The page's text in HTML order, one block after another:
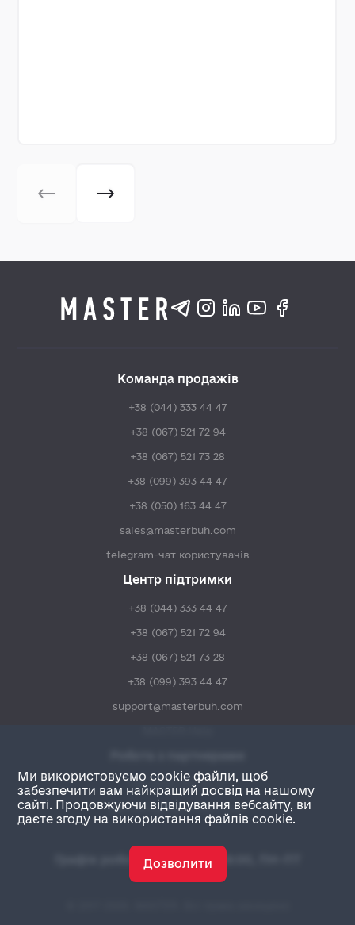
Команда продажів
+38 (044) 333 44 47
+38 (067) 521 72 94
+38 (067) 521 73 28
+38 (099) 393 44 47
+38 (050) 163 44 47
sales@masterbuh.com
telegram-чат користувачів
Центр підтримки
+38 (044) 333 44 47
+38 (067) 521 72 94
+38 (067) 521 73 28
+38 (099) 393 44 47
support@masterbuh.com
+38 (044) 333 48 47
partners@masterbuh.com
Графік роботи: з 09:00 до 18:00, ПН-ПТ
Ми використовуємо cookie файли, щоб
забезпечити вам найкращий досвід на нашому
сайті. Продовжуючи відвідування вебсайту, ви
даєте згоду на використання файлів cookie.
Дозволити